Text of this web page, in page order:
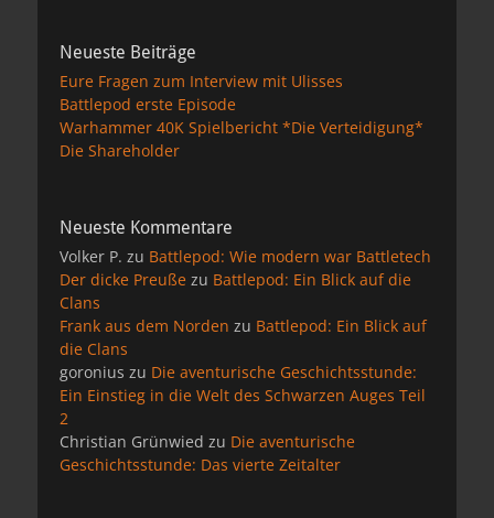
Neueste Beiträge
Eure Fragen zum Interview mit Ulisses
Battlepod erste Episode
Warhammer 40K Spielbericht *Die Verteidigung*
Die Shareholder
Neueste Kommentare
Volker P. zu Battlepod: Wie modern war Battletech
Der dicke Preuße zu Battlepod: Ein Blick auf die
Clans
Frank aus dem Norden zu Battlepod: Ein Blick auf
die Clans
goronius zu Die aventurische Geschichtsstunde:
Ein Einstieg in die Welt des Schwarzen Auges Teil
2
Christian Grünwied zu Die aventurische
Geschichtsstunde: Das vierte Zeitalter